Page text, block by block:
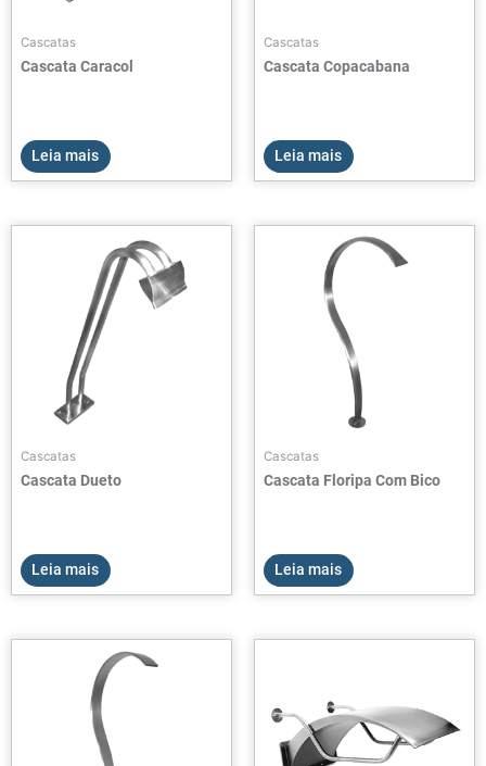
Cascatas
Cascata Caracol
Leia mais
Cascatas
Cascata Copacabana
Leia mais
Cascatas
Cascata Dueto
Leia mais
Cascatas
Cascata Floripa Com Bico
Leia mais